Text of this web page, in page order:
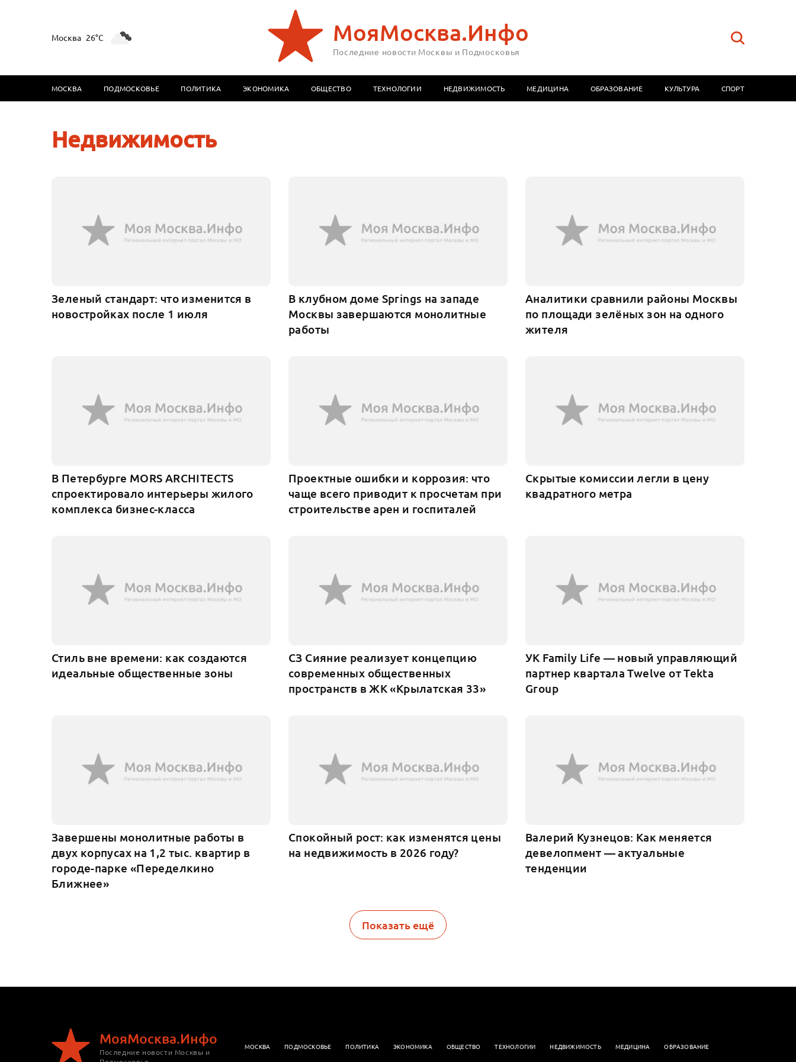
Москва 26°C МояМосква.Инфо
Последние новости Москвы и Подмосковья
МОСКВА ПОДМОСКОВЬЕ ПОЛИТИКА ЭКОНОМИКА ОБЩЕСТВО ТЕХНОЛОГИИ НЕДВИЖИМОСТЬ МЕДИЦИНА ОБРАЗОВАНИЕ КУЛЬТУРА СПОРТ
Недвижимость
Зеленый стандарт: что изменится в
новостройках после 1 июля
В клубном доме Springs на западе
Москвы завершаются монолитные
работы
Аналитики сравнили районы Москвы
по площади зелёных зон на одного
жителя
В Петербурге MORS ARCHITECTS
спроектировало интерьеры жилого
комплекса бизнес-класса
Проектные ошибки и коррозия: что
чаще всего приводит к просчетам при
строительстве арен и госпиталей
Скрытые комиссии легли в цену
квадратного метра
Стиль вне времени: как создаются
идеальные общественные зоны
СЗ Сияние реализует концепцию
современных общественных
пространств в ЖК «Крылатская 33»
УК Family Life — новый управляющий
партнер квартала Twelve от Tekta
Group
Завершены монолитные работы в
двух корпусах на 1,2 тыс. квартир в
городе-парке «Переделкино
Ближнее»
Спокойный рост: как изменятся цены
на недвижимость в 2026 году?
Валерий Кузнецов: Как меняется
девелопмент — актуальные
тенденции
Показать ещё
МояМосква.Инфо
Последние новости Москвы и
МОСКВА ПОДМОСКОВЬЕ ПОЛИТИКА ЭКОНОМИКА OБЩЕСТВО ТЕХНОЛОГИИ НЕДВИЖИМОСТЬ МЕДИЦИНА
ОБРАЗОВАНИЕ